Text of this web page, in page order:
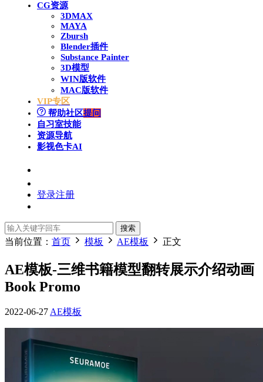
CG资源
3DMAX
MAYA
Zbursh
Blender插件
Substance Painter
3D模型
WIN版软件
MAC版软件
VIP专区
帮助社区提问
自习室技能
资源导航
影视色卡AI
登录注册
搜索
当前位置： 首页 模板 AE模板 正文
AE模板-三维书籍模型翻转展示介绍动画
Book Promo
2022-06-27AE模板